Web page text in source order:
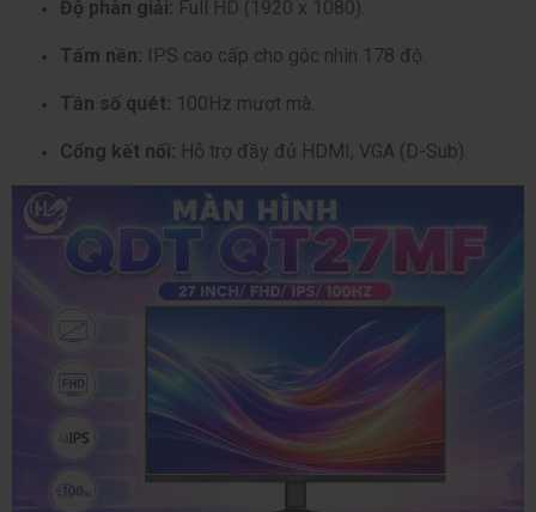
Độ phân giải: Full HD (1920 x 1080).
Tấm nền: IPS cao cấp cho góc nhìn 178 độ.
Tần số quét: 100Hz mượt mà.
Cổng kết nối: Hỗ trợ đầy đủ HDMI, VGA (D-Sub).